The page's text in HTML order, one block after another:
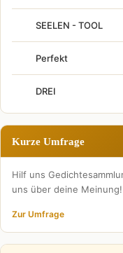
SEELEN - TOOL
Perfekt
DREI
Kurze Umfrage
Hilf uns
uns über deine Meinung!
Zur Umfrage